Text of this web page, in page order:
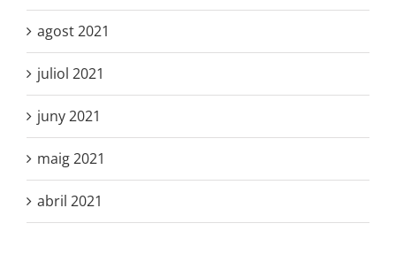
agost 2021
juliol 2021
juny 2021
maig 2021
abril 2021